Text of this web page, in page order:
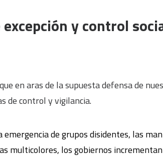
excepción y control
en aras de la supuesta defensa de
de control y vigilancia.
de grupos disidentes, las
multicolores, los gobiernos